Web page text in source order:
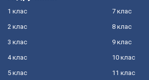
1 клас
2 клас
3 клас
4 клас
5 клас
7 клас
8 клас
9 клас
10 клас
11 клас